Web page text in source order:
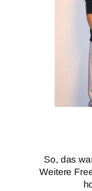
So, das
Weitere